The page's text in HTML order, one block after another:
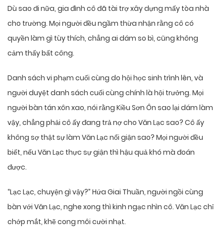
Dù sao đi nữa, gia đình cô đã tài trợ xây dựng mấy tòa nhà
cho trường. Mọi người đều ngầm thừa nhận rằng cô có
quyền làm gì tùy thích, chẳng ai dám so bì, cũng không
cảm thấy bất công.
Danh sách vi phạm cuối cùng do hội học sinh trình lên, và
người duyệt danh sách cuối cùng chính là hội trưởng. Mọi
người bàn tán xôn xao, nói rằng Kiều Sơn Ôn sao lại dám làm
vậy, chẳng phải cô ấy đang trả nợ cho Văn Lạc sao? Cô ấy
không sợ thật sự làm Văn Lạc nổi giận sao? Mọi người đều
biết, nếu Văn Lạc thực sự giận thì hậu quả khó mà đoán
được.
“Lạc Lạc, chuyện gì vậy?” Hứa Giai Thuần, người ngồi cùng
bàn với Văn Lạc, nghe xong thì kinh ngạc nhìn cô. Văn Lạc chỉ
chớp mắt, khẽ cong môi cười nhạt.